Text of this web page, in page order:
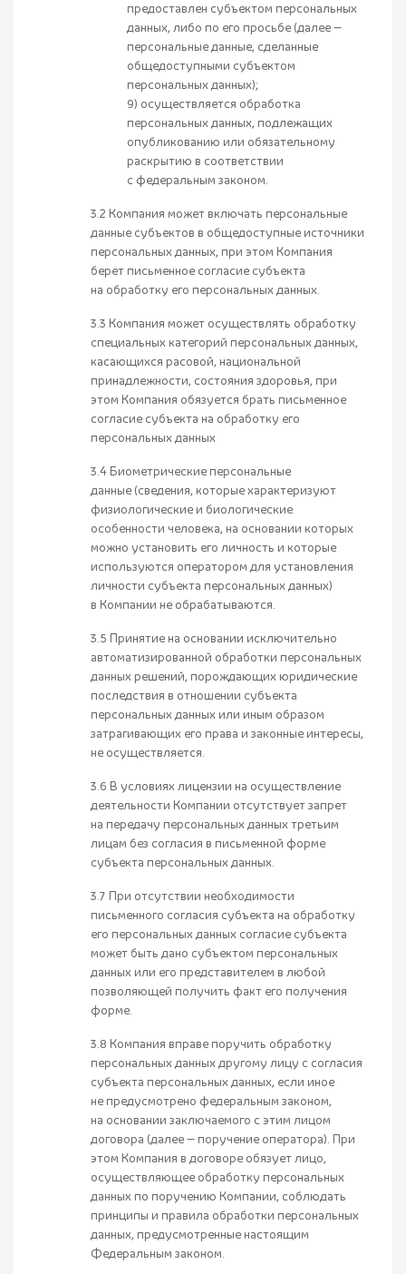
предоставлен субъектом персональных
данных, либо по его просьбе (далее —
персональные данные, сделанные
общедоступными субъектом
персональных данных);
9) осуществляется обработка
персональных данных, подлежащих
опубликованию или обязательному
раскрытию в соответствии
с федеральным законом.
3.2 Компания может включать персональные
данные субъектов в общедоступные источники
персональных данных, при этом Компания
берет письменное согласие субъекта
на обработку его персональных данных.
3.3 Компания может осуществлять обработку
специальных категорий персональных данных,
касающихся расовой, национальной
принадлежности, состояния здоровья, при
этом Компания обязуется брать письменное
согласие субъекта на обработку его
персональных данных
3.4 Биометрические персональные
данные (сведения, которые характеризуют
физиологические и биологические
особенности человека, на основании которых
можно установить его личность и которые
используются оператором для установления
личности субъекта персональных данных)
в Компании не обрабатываются.
3.5 Принятие на основании исключительно
автоматизированной обработки персональных
данных решений, порождающих юридические
последствия в отношении субъекта
персональных данных или иным образом
затрагивающих его права и законные интересы,
не осуществляется.
3.6 В условиях лицензии на осуществление
деятельности Компании отсутствует запрет
на передачу персональных данных третьим
лицам без согласия в письменной форме
субъекта персональных данных.
3.7 При отсутствии необходимости
письменного согласия субъекта на обработку
его персональных данных согласие субъекта
может быть дано субъектом персональных
данных или его представителем в любой
позволяющей получить факт его получения
форме.
3.8 Компания вправе поручить обработку
персональных данных другому лицу с согласия
субъекта персональных данных, если иное
не предусмотрено федеральным законом,
на основании заключаемого с этим лицом
договора (далее — поручение оператора). При
этом Компания в договоре обязует лицо,
осуществляющее обработку персональных
данных по поручению Компании, соблюдать
принципы и правила обработки персональных
данных, предусмотренные настоящим
Федеральным законом.